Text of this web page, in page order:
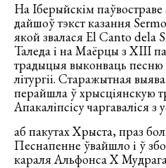
На Іберыйскім паўвостраве
дайшоў тэкст казання
якой звалася El Canto dela
Таледа і на Маёрцы з XIII
традыцыя выконваць песню
літургіі. Старажытная
перайшла ў хрысціянскую
Апакаліпсісу чаргаваліся з
аб пакутах Хрыста, праз
Песнапенне ўвайшло і ў
караля Альфонса X